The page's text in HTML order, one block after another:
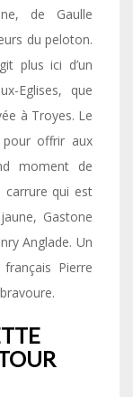
de Gaulle
du peloton.
plus ici d’un
Eglises, que
à Troyes. Le
offrir aux
moment de
carrure qui est
Gastone
Anglade. Un
Pierre